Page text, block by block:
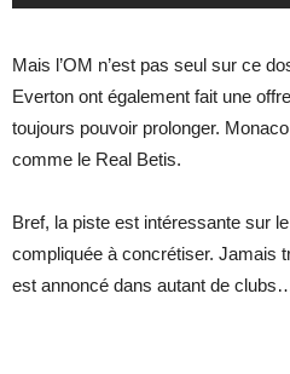
Mais l’OM n’est pas seul sur ce
Everton ont également fait une
toujours pouvoir prolonger.
comme le Real Betis.
Bref, la piste est intéressante sur
compliquée à concrétiser. Jamais
est annoncé dans autant de